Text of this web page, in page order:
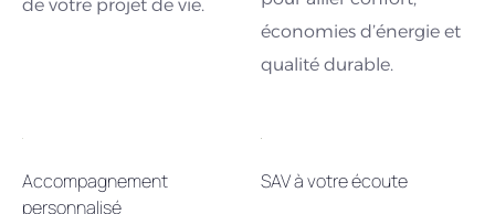
de votre projet de vie.
économies d’énergie et
qualité durable.
Accompagnement
personnalisé
SAV à votre écoute